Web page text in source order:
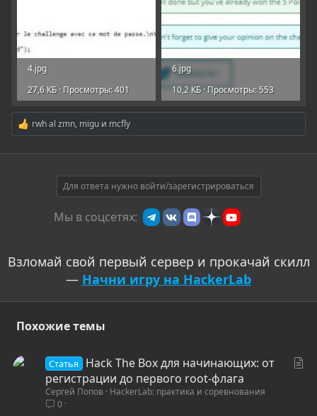
4.jpg
27,6 КБ · Просмотры: 401
6.jpg
10,2 КБ · Просмотры: 553
Р
е
а
rwh al zmn, migu и mcfly
Для ответа нужно войти/зарегистрироваться
Мы в соцсетях:
Взломай свой первый сервер и прокачай скилл
— Начни игру на HackerLab
Похожие темы
Статья
Hack The Box для начинающих: от
регистрации до первого root-флага
Сергей Попов HackerLab: практика и соревнования
0